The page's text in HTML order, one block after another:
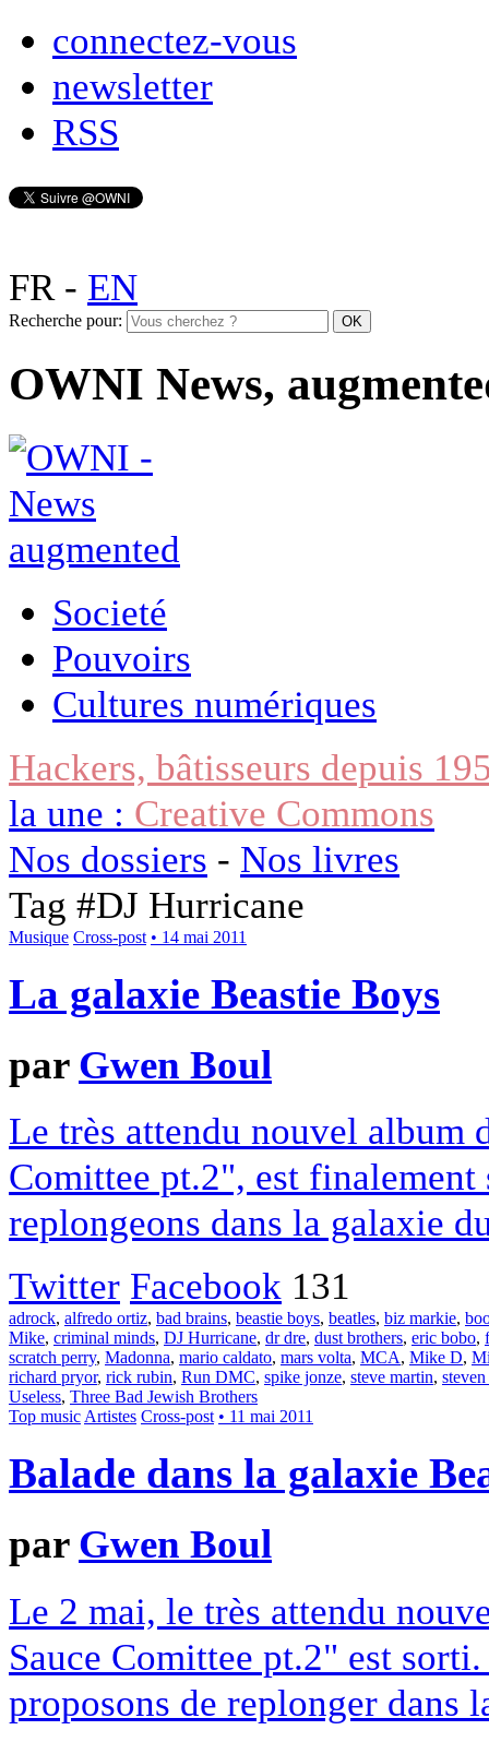
connectez-vous
newsletter
RSS
FR- EN
Recherche pour:
OWNI News,
Societé
Pouvoirs
Cultures numériques
Hackers, bâtisseurs depuis
la une : Creative Commons
Nos dossiers - Nos livres
Tag #DJ Hurricane
Musique Cross-post • 14 mai 2011
La galaxie Beastie Boys
par Gwen Boul
Le très attendu nouvel album
Comittee pt.2", est
replongeons dans la galaxie
Twitter Facebook 131
adrock, alfredo ortiz, bad brains, beastie boys, beatles, biz markie,
Mike, criminal minds, DJ Hurricane, dr dre, dust brothers, eric bobo,
scratch perry, Madonna, mario caldato, mars volta, MCA, Mike D,
richard pryor, rick rubin, Run DMC, spike jonze, steve martin,
Useless, Three Bad Jewish Brothers
Top musicArtistes Cross-post • 11 mai 2011
Balade dans la galaxie
par Gwen Boul
Le 2 mai, le très attendu
Sauce Comittee pt.2" est
proposons de replonger dans